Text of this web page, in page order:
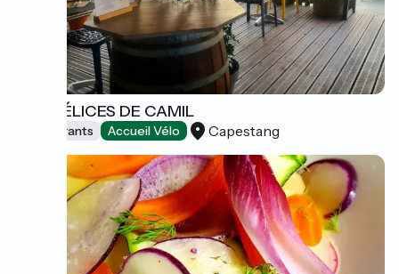
AUX DÉLICES DE CAMIL
Restaurants Accueil Vélo Capestang